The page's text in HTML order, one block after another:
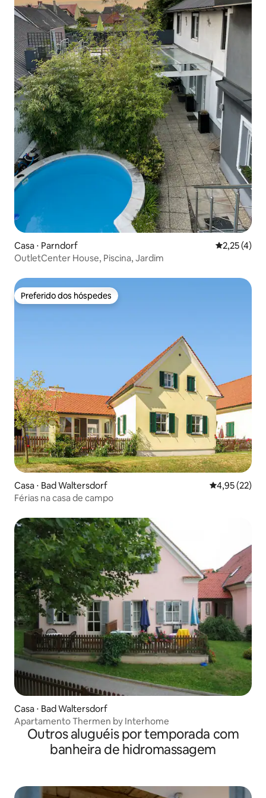
Casa ⋅ Parndorf 2,25 de
2,25 (4)
OutletCenter House, Piscina, Jardim
Preferido dos hóspedes
Preferido dos hóspedes
Casa ⋅ Bad Waltersdorf 4,95 de uma
4,95 (22)
Férias na casa de campo
Casa ⋅ Bad Waltersdorf
Apartamento Thermen by Interhome
Outros aluguéis por temporada com
banheira de hidromassagem